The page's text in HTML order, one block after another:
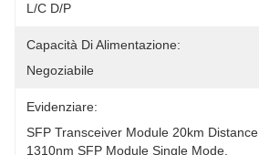
L/C D/P
Capacità Di Alimentazione:
Negoziabile
Evidenziare:
SFP Transceiver Module 20km Distance
1310nm SFP Module Single Mode